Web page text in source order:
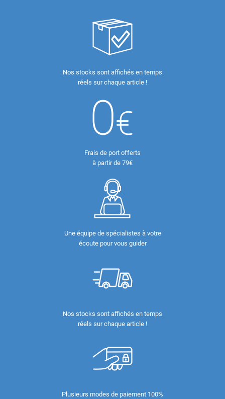
Nos stocks sont affichés en temps
réels sur chaque article !
Frais de port offerts
à partir de 79€
Une équipe de spécialistes à votre
écoute pour vous guider
Nos stocks sont affichés en temps
réels sur chaque article !
Plusieurs modes de paiement 100%